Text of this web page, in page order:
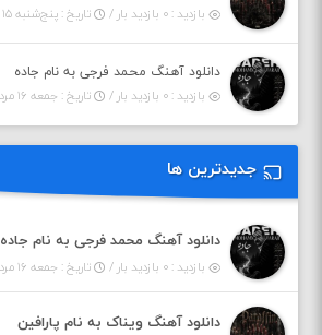
بازدید : ۰ بازدید بار /
تاریخ : پنج‌شنبه ۱۵ مرداد ۱۴۰۵
دانلود آهنگ محمد فرجی به نام جاده
بازدید : ۰ بازدید بار /
تاریخ : جمعه ۱۶ مرداد ۱۴۰۵
جدیدترین ها
دانلود آهنگ محمد فرجی به نام جاده
بازدید : ۰ بازدید بار / تاریخ : جمعه ۱۶ مرداد ۱۴۰۵
دانلود آهنگ ویناک به نام پارافین